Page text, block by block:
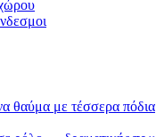
θαύμα με τέσσερα πόδια